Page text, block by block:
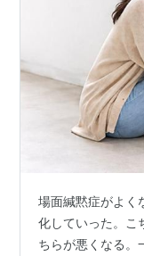
場面緘黙症がよく
化していった。こ
ちらが悪くなる。